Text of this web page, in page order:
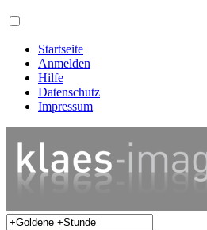
Startseite
Anmelden
Hilfe
Datenschutz
Impressum